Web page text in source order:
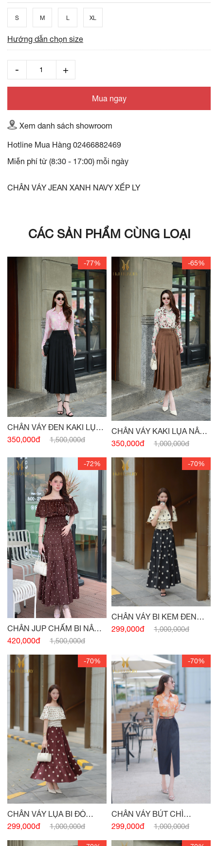
S M L XL
Hướng dẫn chọn size
Mua ngay
Xem danh sách showroom
Hotline Mua Hàng 02466882469
Miễn phí từ (8:30 - 17:00) mỗi ngày
CHÂN VÁY JEAN XANH NAVY XẾP LY
CÁC SẢN PHẨM CÙNG LOẠI
-77%
CHÂN VÁY ĐEN KAKI LỤA
XẾP LY
350,000đ 1,500,000đ
-65%
CHÂN VÁY KAKI LỤA NÂU
TÂY XẾP LY
350,000đ 1,000,000đ
-72%
CHÂN JUP CHẤM BI NÂU
TÂY CHUN EO
420,000đ 1,500,000đ
-70%
CHÂN VÁY BI KEM ĐEN
CHUN EO
299,000đ 1,000,000đ
-70%
CHÂN VÁY LỤA BI ĐỎ
BURGUNDY CHUN EO
299,000đ 1,000,000đ
-70%
CHÂN VÁY BÚT CHÌ
SUÔNG JEAN XANH
299,000đ 1,000,000đ